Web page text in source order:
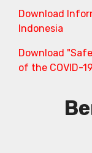
Download
Indonesia
Download
of the COVID-